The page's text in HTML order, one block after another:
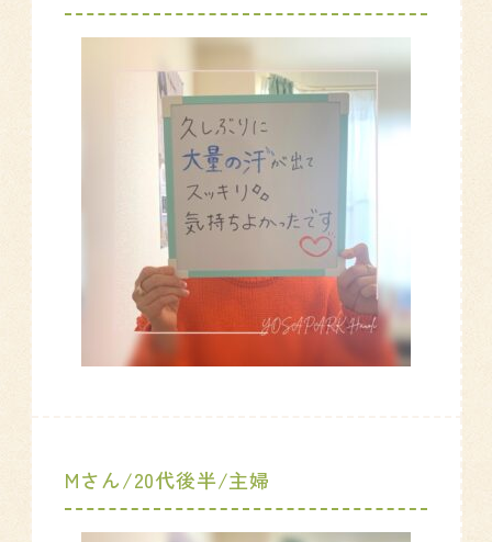
Mさん/20代後半/主婦